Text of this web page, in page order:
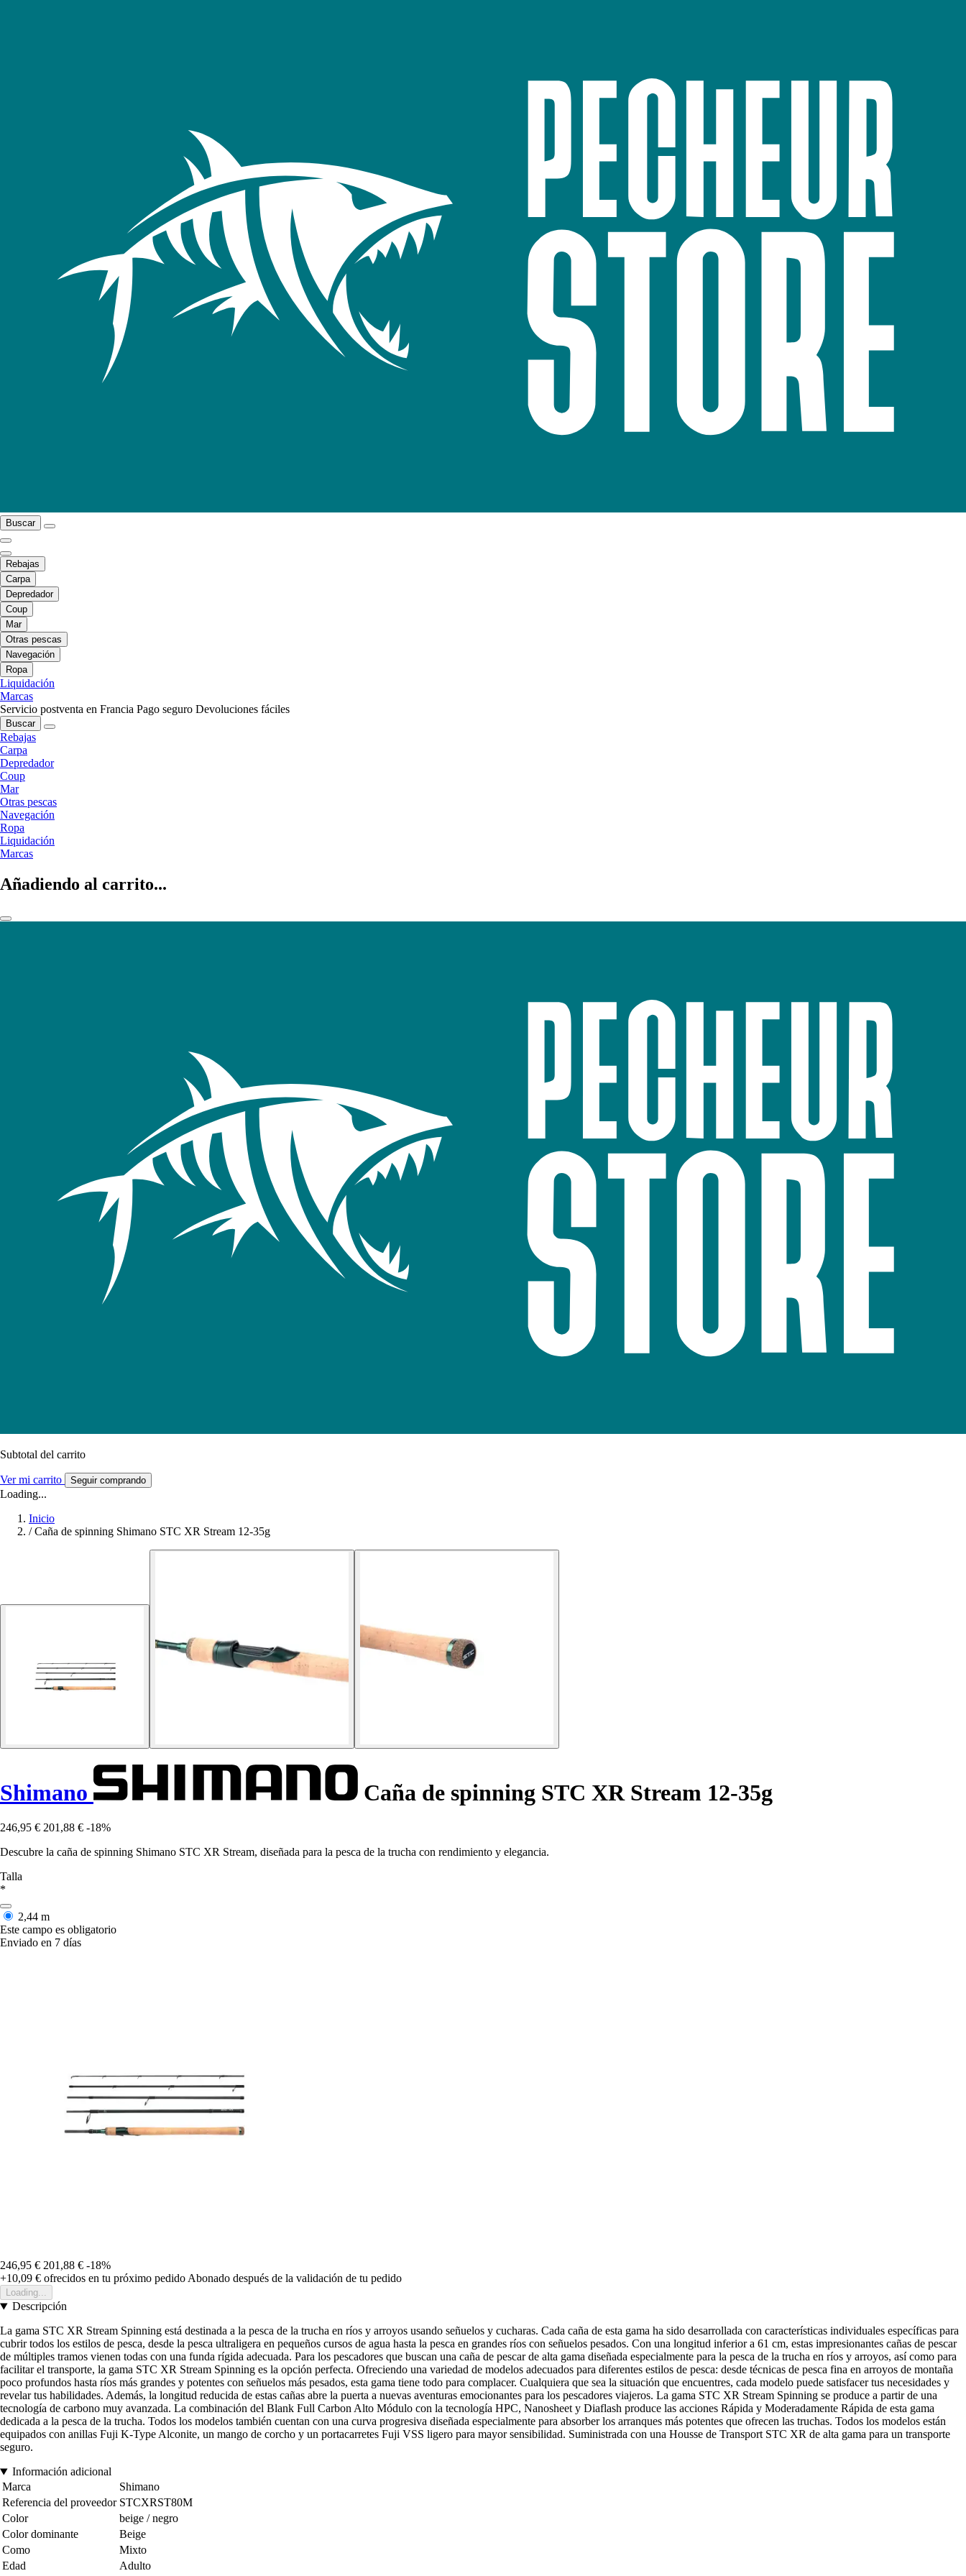
Buscar
Rebajas
Carpa
Depredador
Coup
Mar
Otras pescas
Navegación
Ropa
Liquidación
Marcas
Servicio postventa en Francia Pago seguro Devoluciones fáciles
Buscar
Rebajas
Carpa
Depredador
Coup
Mar
Otras pescas
Navegación
Ropa
Liquidación
Marcas
Añadiendo al carrito...
Subtotal del carrito
Ver mi carrito Seguir comprando
Loading...
Inicio
/ Caña de spinning Shimano STC XR Stream 12-35g
Shimano Caña de spinning STC XR Stream 12-35g
246,95 € 201,88 € -18%
Descubre la caña de spinning Shimano STC XR Stream, diseñada para la pesca de la trucha con rendimiento y elegancia.
Talla
*
2,44 m
Este campo es obligatorio
Enviado en 7 días
246,95 € 201,88 € -18%
+10,09 € ofrecidos en tu próximo pedido Abonado después de la validación de tu pedido
Loading...
Descripción
La gama STC XR Stream Spinning está destinada a la pesca de la trucha en ríos y arroyos usando señuelos y cucharas. Cada caña de esta gama ha sido desarrollada con características individuales específicas para
cubrir todos los estilos de pesca, desde la pesca ultraligera en pequeños cursos de agua hasta la pesca en grandes ríos con señuelos pesados. Con una longitud inferior a 61 cm, estas impresionantes cañas de pescar
de múltiples tramos vienen todas con una funda rígida adecuada. Para los pescadores que buscan una caña de pescar de alta gama diseñada especialmente para la pesca de la trucha en ríos y arroyos, así como para
facilitar el transporte, la gama STC XR Stream Spinning es la opción perfecta. Ofreciendo una variedad de modelos adecuados para diferentes estilos de pesca: desde técnicas de pesca fina en arroyos de montaña
poco profundos hasta ríos más grandes y potentes con señuelos más pesados, esta gama tiene todo para complacer. Cualquiera que sea la situación que encuentres, cada modelo puede satisfacer tus necesidades y
revelar tus habilidades. Además, la longitud reducida de estas cañas abre la puerta a nuevas aventuras emocionantes para los pescadores viajeros. La gama STC XR Stream Spinning se produce a partir de una
tecnología de carbono muy avanzada. La combinación del Blank Full Carbon Alto Módulo con la tecnología HPC, Nanosheet y Diaflash produce las acciones Rápida y Moderadamente Rápida de esta gama
dedicada a la pesca de la trucha. Todos los modelos también cuentan con una curva progresiva diseñada especialmente para absorber los arranques más potentes que ofrecen las truchas. Todos los modelos están
equipados con anillas Fuji K-Type Alconite, un mango de corcho y un portacarretes Fuji VSS ligero para mayor sensibilidad. Suministrada con una Housse de Transport STC XR de alta gama para un transporte
seguro.
Información adicional
Marca
Shimano
Referencia del proveedor STCXRST80M
Color
beige / negro
Color dominante
Beige
Como
Mixto
Edad
Adulto